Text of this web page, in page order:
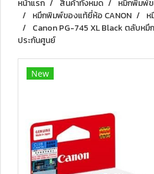
หน้าแรก สินค้าทั้งหมด
หมึกพิมพ์
หมึกพิมพ์ของแท้ยี่ห้อ CANON
ห
Canon PG-745 XL Black ตลับหมึ
ประกันศูนย์
New